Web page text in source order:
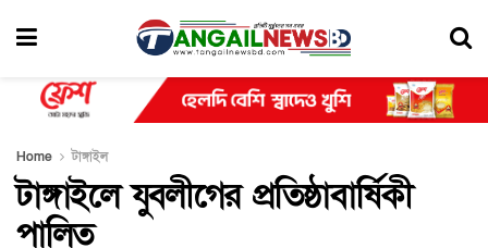
Home টাঙ্গাইল
টাঙ্গাইলে যুবলীগের প্রতিষ্ঠাবার্ষিকী
পালিত